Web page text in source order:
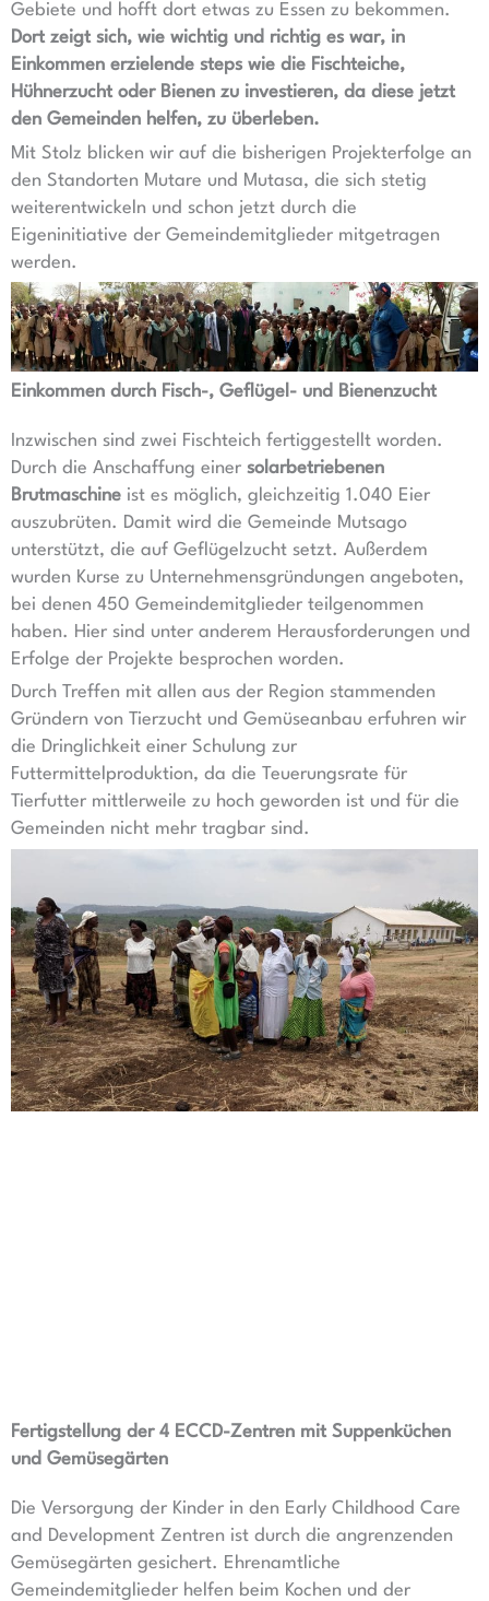
Gebiete und hofft dort etwas zu Essen zu bekommen.
Dort zeigt sich, wie wichtig und richtig es war, in
Einkommen erzielende steps wie die Fischteiche,
Hühnerzucht oder Bienen zu investieren, da diese jetzt
den Gemeinden helfen, zu überleben.
Mit Stolz blicken wir auf die bisherigen Projekterfolge an
den Standorten Mutare und Mutasa, die sich stetig
weiterentwickeln und schon jetzt durch die
Eigeninitiative der Gemeindemitglieder mitgetragen
werden.
Einkommen durch Fisch-, Geflügel- und Bienenzucht
Inzwischen sind zwei Fischteich fertiggestellt worden.
Durch die Anschaffung einer solarbetriebenen
Brutmaschine ist es möglich, gleichzeitig 1.040 Eier
auszubrüten. Damit wird die Gemeinde Mutsago
unterstützt, die auf Geflügelzucht setzt. Außerdem
wurden Kurse zu Unternehmensgründungen angeboten,
bei denen 450 Gemeindemitglieder teilgenommen
haben. Hier sind unter anderem Herausforderungen und
Erfolge der Projekte besprochen worden.
Durch Treffen mit allen aus der Region stammenden
Gründern von Tierzucht und Gemüseanbau erfuhren wir
die Dringlichkeit einer Schulung zur
Futtermittelproduktion, da die Teuerungsrate für
Tierfutter mittlerweile zu hoch geworden ist und für die
Gemeinden nicht mehr tragbar sind.
Fertigstellung der 4 ECCD-Zentren mit Suppenküchen
und Gemüsegärten
Die Versorgung der Kinder in den Early Childhood Care
and Development Zentren ist durch die angrenzenden
Gemüsegärten gesichert. Ehrenamtliche
Gemeindemitglieder helfen beim Kochen und der